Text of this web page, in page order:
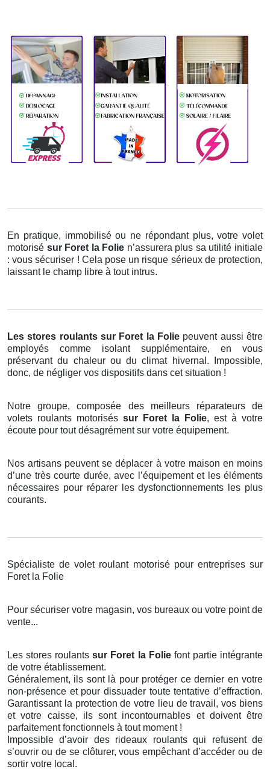
En pratique, immobilisé ou ne répondant plus, votre volet
motorisé sur Foret la Folie n’assurera plus sa utilité initiale
: vous sécuriser ! Cela pose un risque sérieux de protection,
laissant le champ libre à tout intrus.
Les stores roulants sur Foret la Folie peuvent aussi être
employés comme isolant supplémentaire, en vous
préservant du chaleur ou du climat hivernal. Impossible,
donc, de négliger vos dispositifs dans cet situation !
Notre groupe, composée des meilleurs réparateurs de
volets roulants motorisés sur Foret la Folie, est à votre
écoute pour tout désagrément sur votre équipement.
Nos artisans peuvent se déplacer à votre maison en moins
d’une très courte durée, avec l’équipement et les éléments
nécessaires pour réparer les dysfonctionnements les plus
courants.
Spécialiste de volet roulant motorisé pour entreprises sur
Foret la Folie
Pour sécuriser votre magasin, vos bureaux ou votre point de
vente...
Les stores roulantssur Foret la Folie font partie intégrante
de votre établissement.
Généralement, ils sont là pour protéger ce dernier en votre
non-présence et pour dissuader toute tentative d’effraction.
Garantissant la protection de votre lieu de travail, vos biens
et votre caisse, ils sont incontournables et doivent être
parfaitement fonctionnels à tout moment !
Impossible d’avoir des rideaux roulants qui refusent de
s’ouvrir ou de se clôturer, vous empêchant d’accéder ou de
sortir votre local.